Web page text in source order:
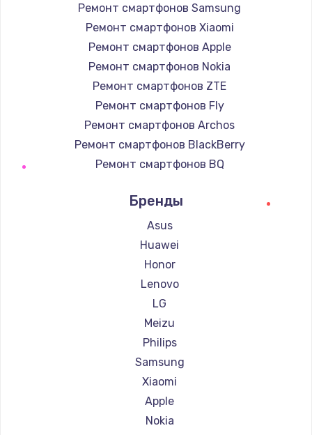
Ремонт смартфонов Samsung
Ремонт смартфонов Xiaomi
Ремонт смартфонов Apple
Ремонт смартфонов Nokia
Ремонт смартфонов ZTE
Ремонт смартфонов Fly
Ремонт смартфонов Archos
Ремонт смартфонов BlackBerry
Ремонт смартфонов BQ
Ремонт смартфонов Digma
Ремонт смартфонов Ginzzu
Ремонт смартфонов Highscreen
Ремонт смартфонов Irbis
Ремонт смартфонов Kyocera
Ремонт смартфонов LeEco
Ремонт смартфонов OnePlus
Ремонт смартфонов teXet
Ремонт смартфонов Motorola
Ремонт смартфонов Prestigio
Ремонт смартфонов Vertex
Ремонт смартфонов Microsoft
Бренды
Asus
Huawei
Honor
Lenovo
LG
Meizu
Philips
Samsung
Xiaomi
Apple
Nokia